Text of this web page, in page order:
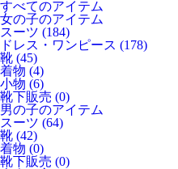
すべてのアイテム
女の子のアイテム
スーツ (184)
ドレス・ワンピース (178)
靴 (45)
着物 (4)
小物 (6)
靴下販売 (0)
男の子のアイテム
スーツ (64)
靴 (42)
着物 (0)
靴下販売 (0)